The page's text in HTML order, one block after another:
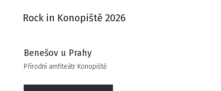
Rock in Konopiště 2026
Benešov u Prahy
Přírodní amfiteátr Konopiště